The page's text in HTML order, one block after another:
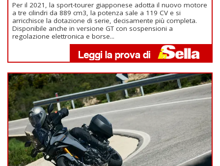
Per il 2021, la sport-tourer giapponese adotta il nuovo motore
a tre cilindri da 889 cm3, la potenza sale a 119 CV e si
arricchisce la dotazione di serie, decisamente più completa.
Disponibile anche in versione GT con sospensioni a
regolazione elettronica e borse...